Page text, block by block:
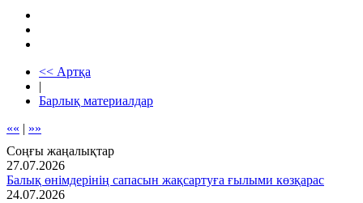
<< Артқа
|
Барлық материалдар
«« | »»
Соңғы жаңалықтар
27.07.2026
Балық өнімдерінің сапасын жақсартуға ғылыми көзқарас
24.07.2026